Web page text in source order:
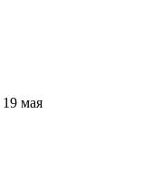
19 мая